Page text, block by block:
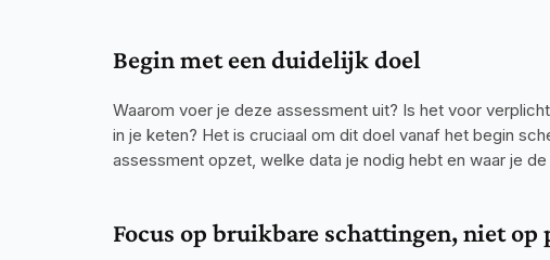
Begin met een duidelijk doel
Waarom voer je deze assessment uit? Is het voor
in je keten? Het is cruciaal om dit doel vanaf het begin
assessment opzet, welke data je nodig hebt en waar je
Focus op bruikbare schattingen, niet op